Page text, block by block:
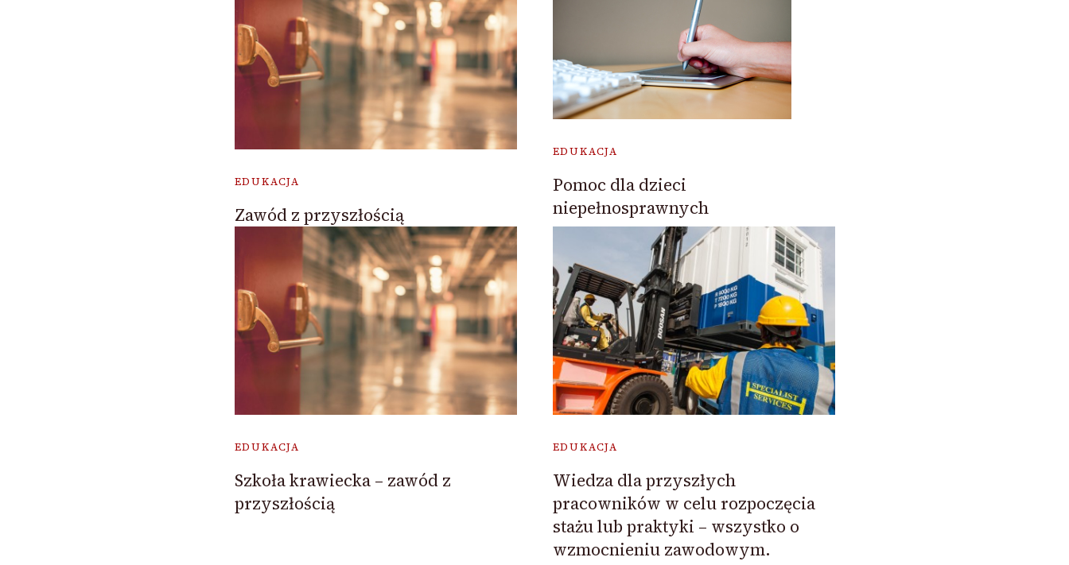
EDUKACJA
Zawód z przyszłością
EDUKACJA
Pomoc dla dzieci
niepełnosprawnych
EDUKACJA
Szkoła krawiecka – zawód z
przyszłością
EDUKACJA
Wiedza dla przyszłych
pracowników w celu rozpoczęcia
stażu lub praktyki – wszystko o
wzmocnieniu zawodowym.